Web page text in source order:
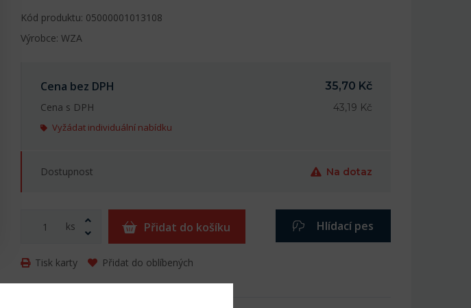
Kód produktu: 05000001013108
Výrobce: WZA
Cena bez DPH
35,70 Kč
Cena s DPH
43,19 Kč
Vyžádat individuální nabídku
Dostupnost Na dotaz
ks Přidat do košíku Hlídací pes
Tisk karty Přidat do oblíbených